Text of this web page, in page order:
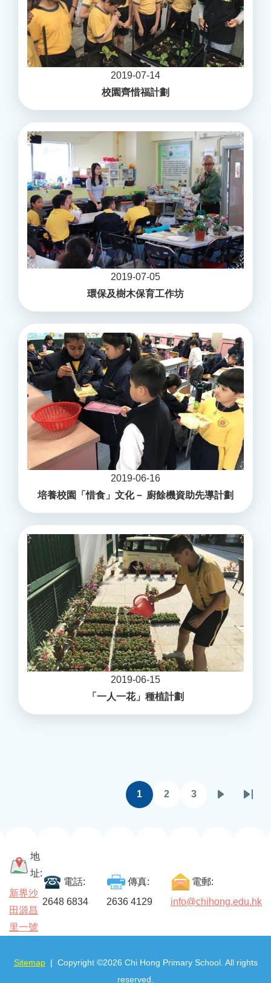
2019-07-14
校園齊惜福計劃
2019-07-05
環保及樹木保育工作坊
2019-06-16
培養校園「惜食」文化－ 廚餘機資助先導計劃
2019-06-15
「一人一花」種植計劃
目
1 2 3
Last
地
址:
新界沙
田源昌
里一號
電話:
2648 6834
傳真:
2636 4129
電郵:
info@chihong.edu.hk
Sitemap| Copyright ©2026 Chi Hong Primary School. All rights
reserved.